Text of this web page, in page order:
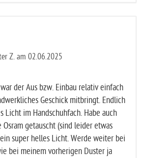
Z. am 02.06.2025
der Aus bzw. Einbau relativ einfach
Geschick mitbringt. Endlich
Licht im Handschuhfach. Habe auch
getauscht (sind leider etwas
super helles Licht. Werde weiter bei
bei meinem vorherigen Duster ja